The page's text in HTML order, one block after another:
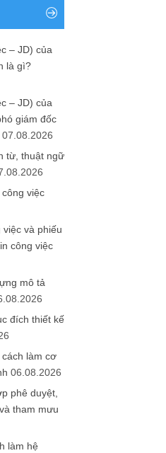
– JD) của
là gì?
– JD) của
giám đốc
07.08.2026
từ, thuật ngữ
việc
và phiếu
công việc
mô tả
đích thiết kế
làm cơ
06.08.2026
phê duyệt,
tham mưu
làm hệ